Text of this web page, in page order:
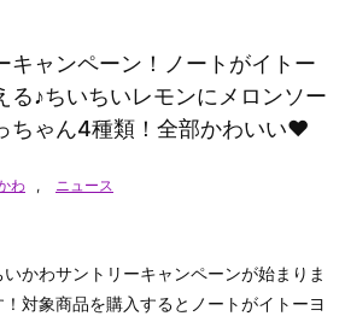
キャンペーン！ノートがイトー
る♪ちいちいレモンにメロンソー
ちゃん4種類！全部かわいい♥
わ , ニュース
いかわサントリーキャンペーンが始まりま
！対象商品を購入するとノートがイトーヨ